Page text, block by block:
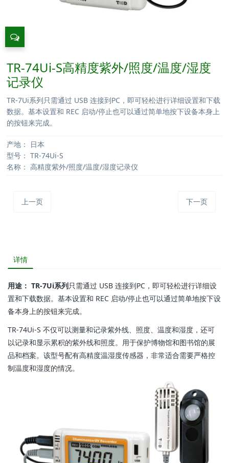
TR-74Ui-S高精度紫外/照度/温度/湿度
记录仪
TR-7Ui系列只需通过 USB 连接到PC，即可轻松进行详细设置和下载
数据。基本设置和 REC 启动/停止也可以通过简单地按下设备本身上
的按钮来完成。
产地：
日本
型号： TR-74Ui-S
名称： 高精度紫外/照度/温度/湿度记录仪
上一页 下一页
详情
用途： TR-7Ui系列只需通过 USB 连接到PC，即可轻松进行详细设
置和下载数据。基本设置和 REC 启动/停止也可以通过简单地按下设
备本身上的按钮来完成。
TR-74Ui-S 不仅可以测量和记录紫外线、照度、温度和湿度，还可
以记录和显示累积的紫外线和照度。用于保护博物馆和图书馆的展
品和档案。该型号配有高精度温湿度传感器，非常适合需要严格控
制温度和湿度的情况。